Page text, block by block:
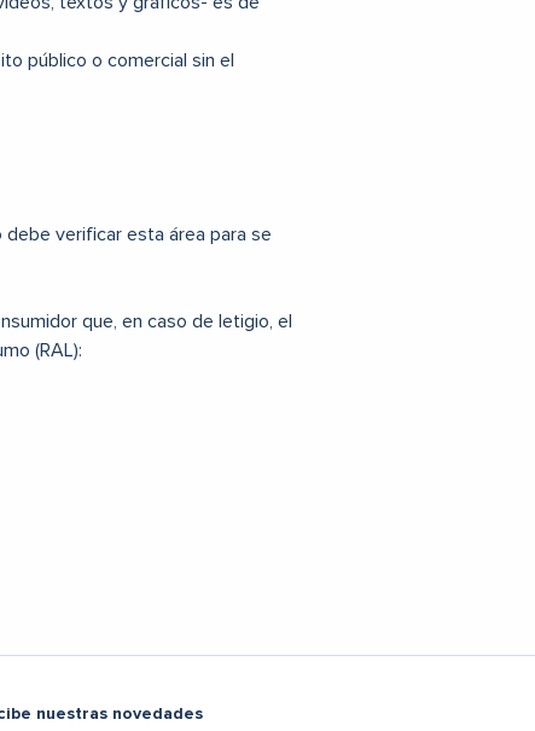
público o comercial sin el
debe verificar esta área para se
que, en caso de letigio, el
(RAL):
nuestras novedades